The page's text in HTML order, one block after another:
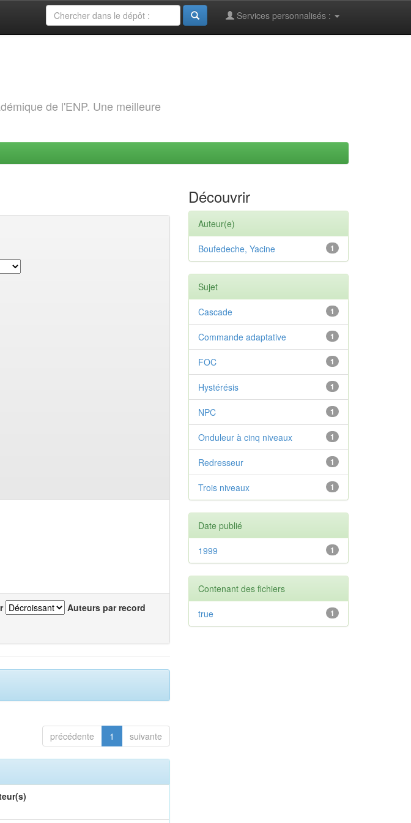
Services personnalisés :
de l'ENP. Une meilleure
Auteurs par record
précédente 1 suivante
Découvrir
Auteur(e)
1
Boufedeche, Yacine
Sujet
1
Cascade
1
Commande adaptative
1
FOC
1
Hystérésis
1
NPC
1
Onduleur à cinq niveaux
1
Redresseur
1
Trois niveaux
Date publié
1
1999
Contenant des fichiers
1
true